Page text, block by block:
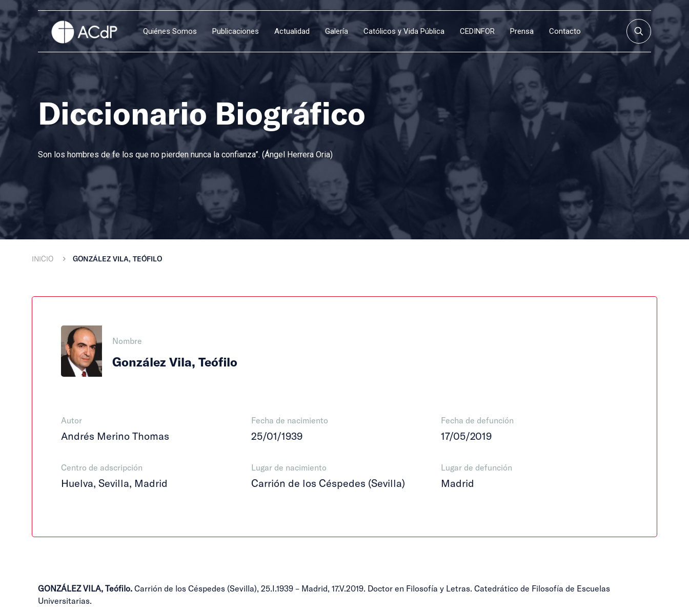
Quiénes Somos Publicaciones Actualidad Galería Católicos y Vida Pública CEDINFOR Prensa Contacto
Diccionario Biográfico
Son los hombres de fe los que no pierden nunca la confianza”. (Ángel Herrera Oria)
INICIO GONZÁLEZ VILA, TEÓFILO
Nombre
González Vila, Teófilo
Autor
Andrés Merino Thomas
Centro de adscripción
Huelva, Sevilla, Madrid
Fecha de nacimiento
25/01/1939
Lugar de nacimiento
Carrión de los Céspedes (Sevilla)
Fecha de defunción
17/05/2019
Lugar de defunción
Madrid
GONZÁLEZ VILA, Teófilo. Carrión de los Céspedes (Sevilla), 25.I.1939 – Madrid, 17.V.2019. Doctor en Filosofía y Letras. Catedrático de Filosofía de Escuelas
Universitarias.